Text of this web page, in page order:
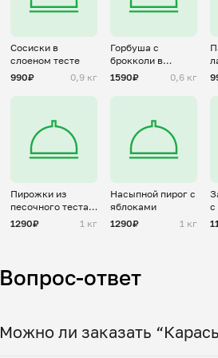
Сосиски в
слоеном тесте
990₽
0,9 кг
Горбуша с
брокколи в
сливках
1590₽ 0,6 кг
Пирожки из
песочного теста с
яблоком
1290₽ 1 кг
Насыпной пирог с
яблоками
1290₽
1 кг
с
Вопрос-ответ
Можно ли заказать